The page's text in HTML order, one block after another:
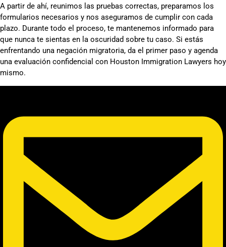
A partir de ahí, reunimos las pruebas correctas, preparamos los
formularios necesarios y nos aseguramos de cumplir con cada
plazo. Durante todo el proceso, te mantenemos informado para
que nunca te sientas en la oscuridad sobre tu caso. Si estás
enfrentando una negación migratoria, da el primer paso y agenda
una evaluación confidencial con Houston Immigration Lawyers hoy
mismo.